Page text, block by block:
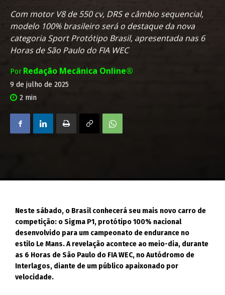
Com motor V8 de 550 cv, DRS e câmbio sequencial,
modelo 100% brasileiro será o destaque da nova
categoria Sport Protótipo Brasil, apresentada nas 6
Horas de São Paulo do FIA WEC
Por Redação Mecânica Online®
9 de julho de 2025
2 min
Neste sábado, o Brasil conhecerá seu mais novo carro de
competição: o Sigma P1, protótipo 100% nacional
desenvolvido para um campeonato de endurance no
estilo Le Mans. A revelação acontece ao meio-dia, durante
as 6 Horas de São Paulo do FIA WEC, no Autódromo de
Interlagos, diante de um público apaixonado por
velocidade.